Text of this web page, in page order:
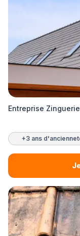
Entreprise
+3 ans